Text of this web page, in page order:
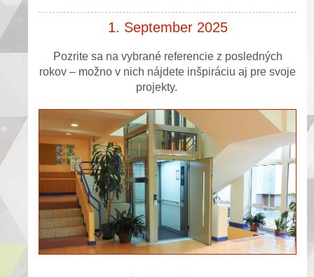
1. September 2025
Pozrite sa na vybrané referencie z posledných
rokov – možno v nich nájdete inšpiráciu aj pre svoje
projekty.